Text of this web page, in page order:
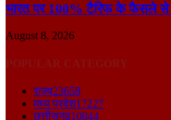
भारत पर 100% टैरिफ के फैसले से
August 8, 2026
राज्य23658
मध्य प्रदेश17227
छत्तीसगढ़10844